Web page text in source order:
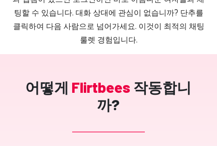
팅할 수 있습니다. 대화 상대에 관심이 없습니까? 단추를
클릭하여 다음 사람으로 넘어가세요. 이것이 최적의 채팅
룰렛 경험입니다.
어떻게 Flirtbees 작동합니
까?